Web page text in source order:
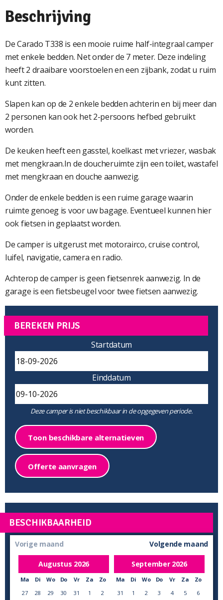
Beschrijving
De Carado T338 is een mooie ruime half-integraal camper
met enkele bedden. Net onder de 7 meter. Deze indeling
heeft 2 draaibare voorstoelen en een zijbank, zodat u ruim
kunt zitten.
Slapen kan op de 2 enkele bedden achterin en bij meer dan
2 personen kan ook het 2-persoons hefbed gebruikt
worden.
De keuken heeft een gasstel, koelkast met vriezer, wasbak
met mengkraan.In de doucheruimte zijn een toilet, wastafel
met mengkraan en douche aanwezig.
Onder de enkele bedden is een ruime garage waarin
ruimte genoeg is voor uw bagage. Eventueel kunnen hier
ook fietsen in geplaatst worden.
De camper is uitgerust met motorairco, cruise control,
luifel, navigatie, camera en radio.
Achterop de camper is geen fietsenrek aanwezig. In de
garage is een fietsbeugel voor twee fietsen aanwezig.
BEREKEN PRIJS
Startdatum
Einddatum
Deze camper is niet beschikbaar in de opgegeven periode.
Toon beschikbare alternatieven
Offerte aanvragen
BESCHIKBAARHEID
Vorige maand
Augustus 2026
Ma Di Wo Do Vr Za
Zo
27
28 29 30 31 1
2
Volgende maand
September 2026
Ma Di Wo Do Vr Za
Zo
31
1 2 3 4 5
6